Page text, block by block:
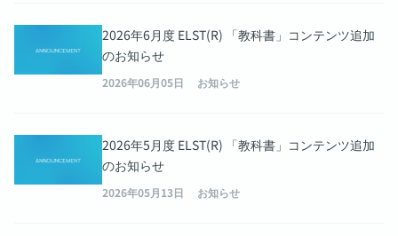
2026年6月度 ELST(R) 「教科書」コンテンツ追加
のお知らせ
2026年06月05日 お知らせ
2026年5月度 ELST(R) 「教科書」コンテンツ追加
のお知らせ
2026年05月13日 お知らせ